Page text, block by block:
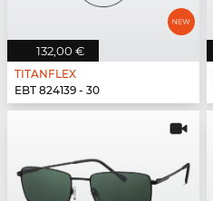
132,00 €
TITANFLEX
EBT 824139 - 30